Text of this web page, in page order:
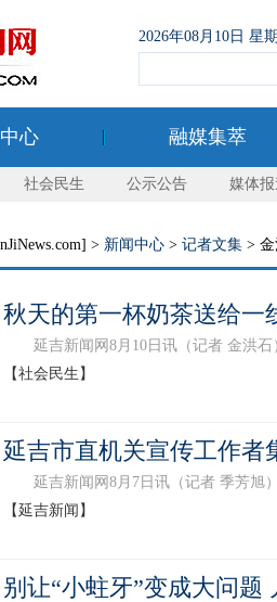
2026年08月10日 星
心 融媒集萃
社会民生 公示公告 媒体
> 新闻中心 > 记者文集 >
秋天的第一杯奶茶送给一
延吉新闻网8月10日讯（记者 金洪石
【社会民生】
延吉市直机关宣传工作者
延吉新闻网8月7日讯（记者 季芳旭）
【延吉新闻】
别让“小蛀牙”变成大问